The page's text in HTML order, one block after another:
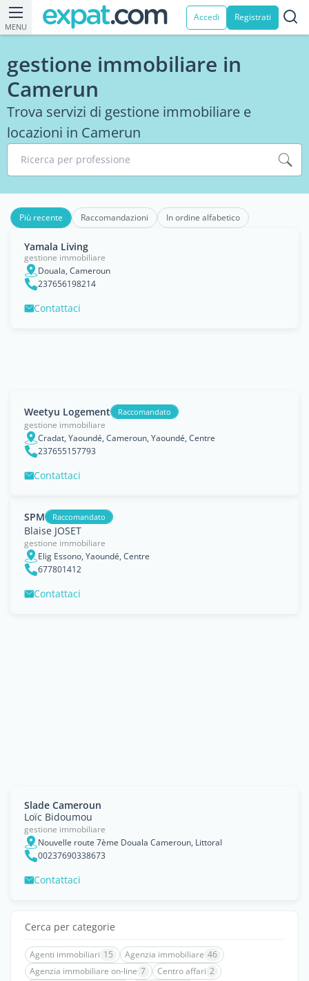
MENU
Accedi Registrati
gestione immobiliare in
Camerun
Trova servizi di gestione immobiliare e
locazioni in Camerun
Ricerca per professione
Più recente Raccomandazioni In ordine alfabetico
Yamala Living
gestione immobiliare
Douala, Cameroun
237656198214
Contattaci
Weetyu Logement Raccomandato
gestione immobiliare
Cradat, Yaoundé, Cameroun, Yaoundé, Centre
237655157793
Contattaci
SPM Raccomandato
Blaise JOSET
gestione immobiliare
Elig Essono, Yaoundé, Centre
677801412
Contattaci
Slade Cameroun
Loïc Bidoumou
gestione immobiliare
Nouvelle route 7ème Douala Cameroun, Littoral
00237690338673
Contattaci
Cerca per categorie
Agenti immobiliari 15 Agenzia immobiliare 46
Agenzia immobiliare on-line 7 Centro affari 2